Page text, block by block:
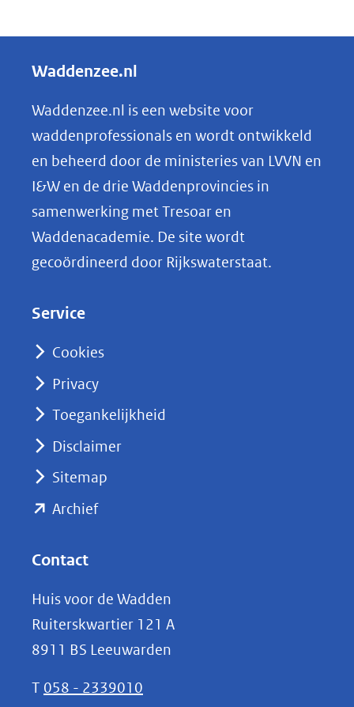
e
e
n
o
p
k
e
nieuw
naar
Waddenzee.nl
Waddenzee.nl is een website voor
waddenprofessionals en wordt ontwikkeld
en beheerd door de ministeries van LVVN en
I&W en de drie Waddenprovincies in
samenwerking met Tresoar en
Waddenacademie. De site wordt
gecoördineerd door Rijkswaterstaat.
Service
Cookies
Privacy
Toegankelijkheid
Disclaimer
Sitemap
Archief(opent
(verwijst
naar
een
andere
Contact
Huis voor de Wadden
Ruiterskwartier 121 A
8911 BS Leeuwarden
T 058 - 2339010